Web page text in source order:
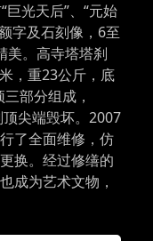
光天后”、“元始
字及石刻像，6至
美。高寺塔塔刹
，重23公斤，底
部分组成，
尖端毁坏。2007
了全面维修，仿
换。经过修缮的
成为艺术文物，